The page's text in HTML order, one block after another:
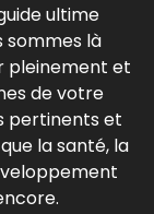
ultime
sommes là
pleinement et
de votre
pertinents et
la santé, la